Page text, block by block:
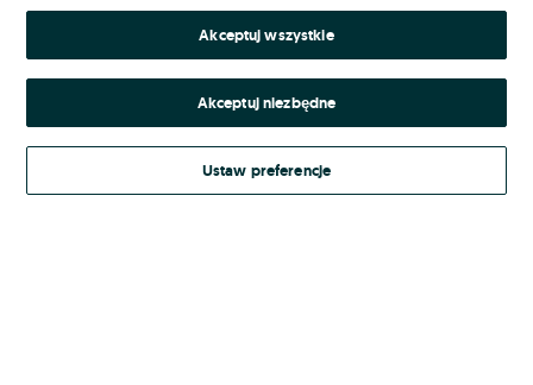
Nie pamiętasz hasła?
Zaloguj się
Kontynuując za pośrednictwem jednego z dostawców wskazanych powyżej,
Regulamin serwisuOLX.pl w jego aktualnym brzmieniu.
Akceptuj wszystkie
Akceptuj niezbędne
Ustaw preferencje